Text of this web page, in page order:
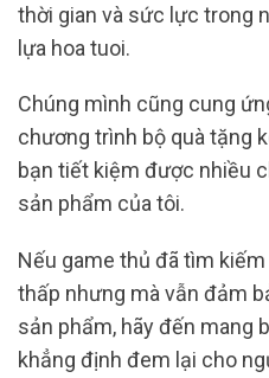
thời gian và sức lực trong
lựa hoa tuoi.
Chúng mình cũng cung
chương trình bộ quà tặng
bạn tiết kiệm được nhiều
sản phẩm của tôi.
Nếu game thủ đã tìm
thấp nhưng mà vẫn đảm
sản phẩm, hãy đến mang
khẳng định đem lại cho